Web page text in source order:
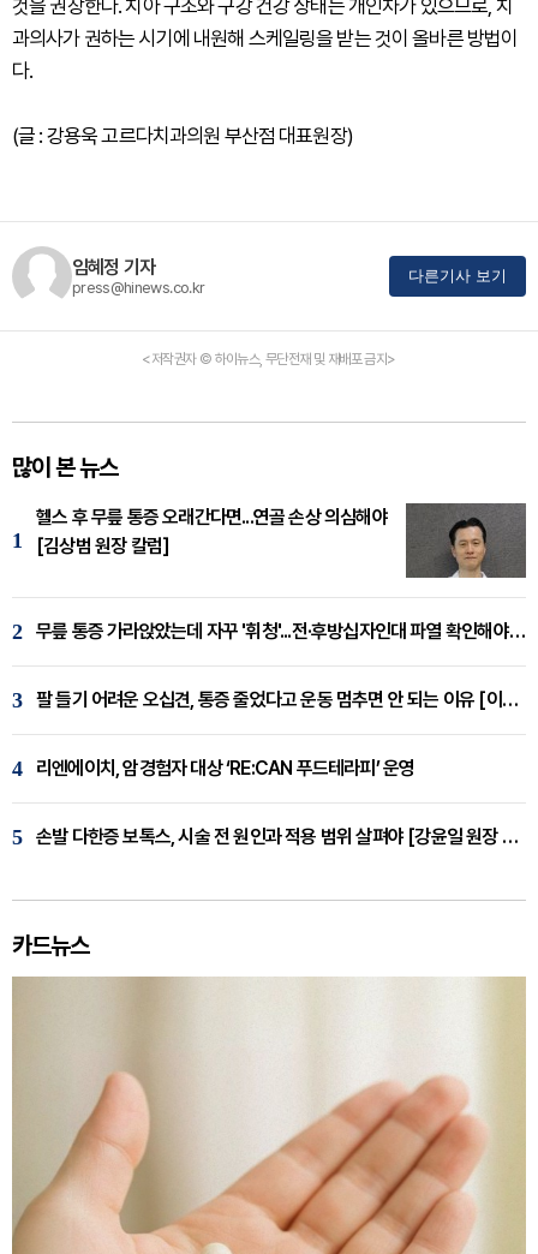
것을 권장한다. 치아 구조와 구강 건강 상태는 개인차가 있으므로, 치
과의사가 권하는 시기에 내원해 스케일링을 받는 것이 올바른 방법이
다.
(글 : 강용욱 고르다치과의원 부산점 대표원장)
임혜정 기자
press@hinews.co.kr
다른기사 보기
<저작권자 © 하이뉴스, 무단전재 및 재배포 금지>
많이 본 뉴스
1
헬스 후 무릎 통증 오래간다면...연골 손상 의심해야
[김상범 원장 칼럼]
2 무릎 통증 가라앉았는데 자꾸 '휘청'...전·후방십자인대 파열 확인해야 [곽우경 원장 칼럼]
3 팔 들기 어려운 오십견, 통증 줄었다고 운동 멈추면 안 되는 이유 [이병욱 원장 칼럼]
4 리엔에이치, 암경험자 대상 ‘RE:CAN 푸드테라피’ 운영
5 손발 다한증 보톡스, 시술 전 원인과 적용 범위 살펴야 [강윤일 원장 칼럼]
카드뉴스